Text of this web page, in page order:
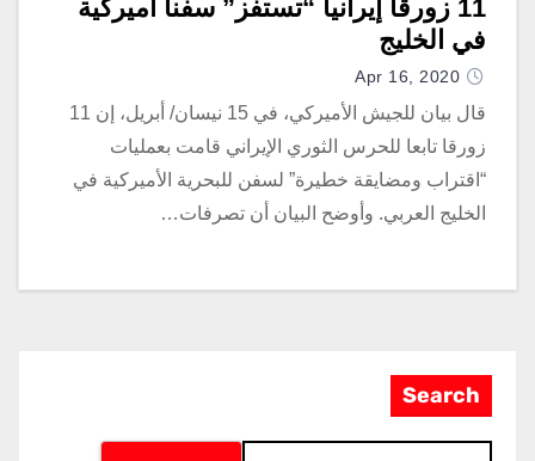
11 زورقا إيرانيا “تستفز” سفنا أميركية
في الخليج
Apr 16, 2020
قال بيان للجيش الأميركي، في 15 نيسان/ أبريل، إن 11
زورقا تابعا للحرس الثوري الإيراني قامت بعمليات
“اقتراب ومضايقة خطيرة” لسفن للبحرية الأميركية في
الخليج العربي. وأوضح البيان أن تصرفات…
Search